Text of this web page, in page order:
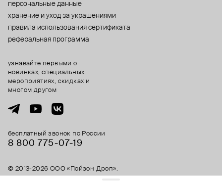
персональные данные
хранение и уход за украшениями
правила использования сертификата
реферальная программа
бесплатный звонок по России
8 800 775⁠-07⁠-19
узнавайте первыми о
новинках, специальных
мероприятиях, скидках и
многом другом
© 2013-2026 ООО «Пойзон Дроп».
все права защищены.